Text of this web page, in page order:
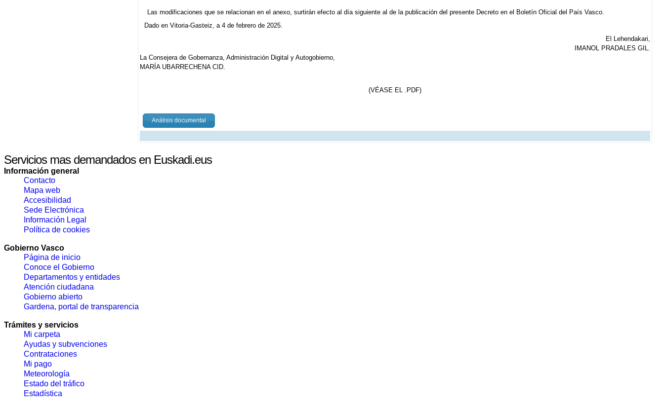
Las modificaciones que se relacionan en el anexo, surtirán efecto al día siguiente al de la publicación del presente Decreto en el Boletín Oficial del País Vasco.
Dado en Vitoria-Gasteiz, a 4 de febrero de 2025.
El Lehendakari,
IMANOL PRADALES GIL.
La Consejera de Gobernanza, Administración Digital y Autogobierno,
MARÍA UBARRECHENA CID.
(VÉASE EL .PDF)
Análisis documental
Servicios mas demandados en Euskadi.eus
Información general
Contacto
Mapa web
Accesibilidad
Sede Electrónica
Información Legal
Política de cookies
Gobierno Vasco
Página de inicio
Conoce el Gobierno
Departamentos y entidades
Atención ciudadana
Gobierno abierto
Gardena, portal de transparencia
Trámites y servicios
Mi carpeta
Ayudas y subvenciones
Contrataciones
Mi pago
Meteorología
Estado del tráfico
Estadística